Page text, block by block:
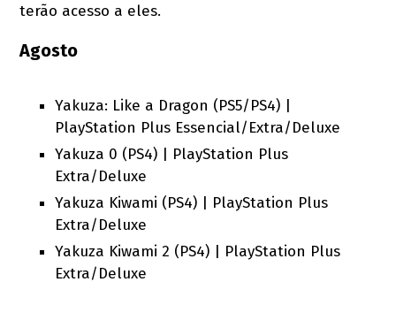
terão acesso a eles.
Agosto
Yakuza: Like a Dragon (PS5/PS4) |
PlayStation Plus Essencial/Extra/Deluxe
Yakuza 0 (PS4) | PlayStation Plus
Extra/Deluxe
Yakuza Kiwami (PS4) | PlayStation Plus
Extra/Deluxe
Yakuza Kiwami 2 (PS4) | PlayStation Plus
Extra/Deluxe